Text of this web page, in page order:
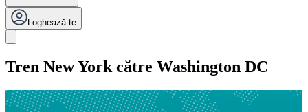
Loghează-te
Tren New York către Washington DC